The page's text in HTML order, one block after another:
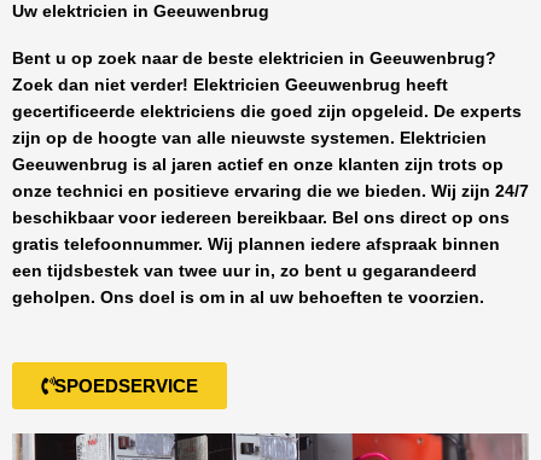
Uw elektricien in Geeuwenbrug
Bent u op zoek naar de beste elektricien in Geeuwenbrug?
Zoek dan niet verder! Elektricien Geeuwenbrug heeft
gecertificeerde elektriciens die goed zijn opgeleid. De experts
zijn op de hoogte van alle nieuwste systemen. Elektricien
Geeuwenbrug is al jaren actief en onze klanten zijn trots op
onze technici en positieve ervaring die we bieden. Wij zijn 24/7
beschikbaar voor iedereen bereikbaar. Bel ons direct op ons
gratis telefoonnummer. Wij plannen iedere afspraak binnen
een tijdsbestek van twee uur in, zo bent u gegarandeerd
geholpen. Ons doel is om in al uw behoeften te voorzien.
SPOEDSERVICE